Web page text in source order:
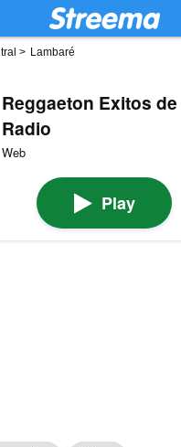
> Lambaré
Reggaeton Exitos
Radio
Web
Play